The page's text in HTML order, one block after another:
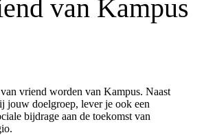
van Kampus
vriend worden van Kampus. Naast
jouw doelgroep, lever je ook een
bijdrage aan de toekomst van